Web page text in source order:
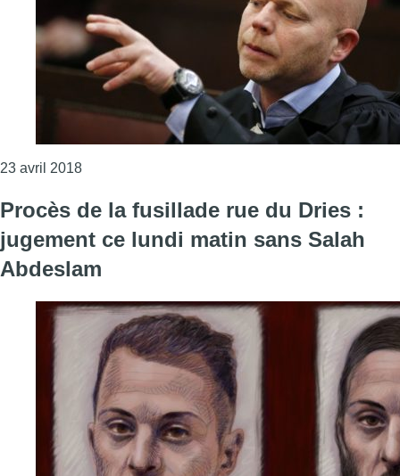
23 avril 2018Consulter l'article "Sven Mary réagit au verdict du
Procès de la fusillade rue du Dries :
jugement ce lundi matin sans Salah
Abdeslam